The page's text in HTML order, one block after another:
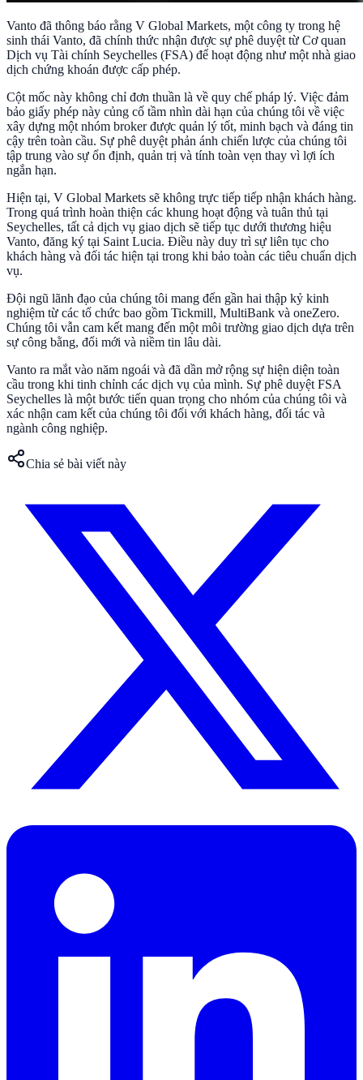
Vanto đã thông báo rằng V Global Markets, một công ty trong hệ
sinh thái Vanto, đã chính thức nhận được sự phê duyệt từ Cơ quan
Dịch vụ Tài chính Seychelles (FSA) để hoạt động như một nhà giao
dịch chứng khoán được cấp phép.
Cột mốc này không chỉ đơn thuần là về quy chế pháp lý. Việc đảm
bảo giấy phép này củng cố tầm nhìn dài hạn của chúng tôi về việc
xây dựng một nhóm broker được quản lý tốt, minh bạch và đáng tin
cậy trên toàn cầu. Sự phê duyệt phản ánh chiến lược của chúng tôi
tập trung vào sự ổn định, quản trị và tính toàn vẹn thay vì lợi ích
ngắn hạn.
Hiện tại, V Global Markets sẽ không trực tiếp tiếp nhận khách hàng.
Trong quá trình hoàn thiện các khung hoạt động và tuân thủ tại
Seychelles, tất cả dịch vụ giao dịch sẽ tiếp tục dưới thương hiệu
Vanto, đăng ký tại Saint Lucia. Điều này duy trì sự liên tục cho
khách hàng và đối tác hiện tại trong khi bảo toàn các tiêu chuẩn dịch
vụ.
Đội ngũ lãnh đạo của chúng tôi mang đến gần hai thập kỷ kinh
nghiệm từ các tổ chức bao gồm Tickmill, MultiBank và oneZero.
Chúng tôi vẫn cam kết mang đến một môi trường giao dịch dựa trên
sự công bằng, đổi mới và niềm tin lâu dài.
Vanto ra mắt vào năm ngoái và đã dần mở rộng sự hiện diện toàn
cầu trong khi tinh chỉnh các dịch vụ của mình. Sự phê duyệt FSA
Seychelles là một bước tiến quan trọng cho nhóm của chúng tôi và
xác nhận cam kết của chúng tôi đối với khách hàng, đối tác và
ngành công nghiệp.
Chia sẻ bài viết này